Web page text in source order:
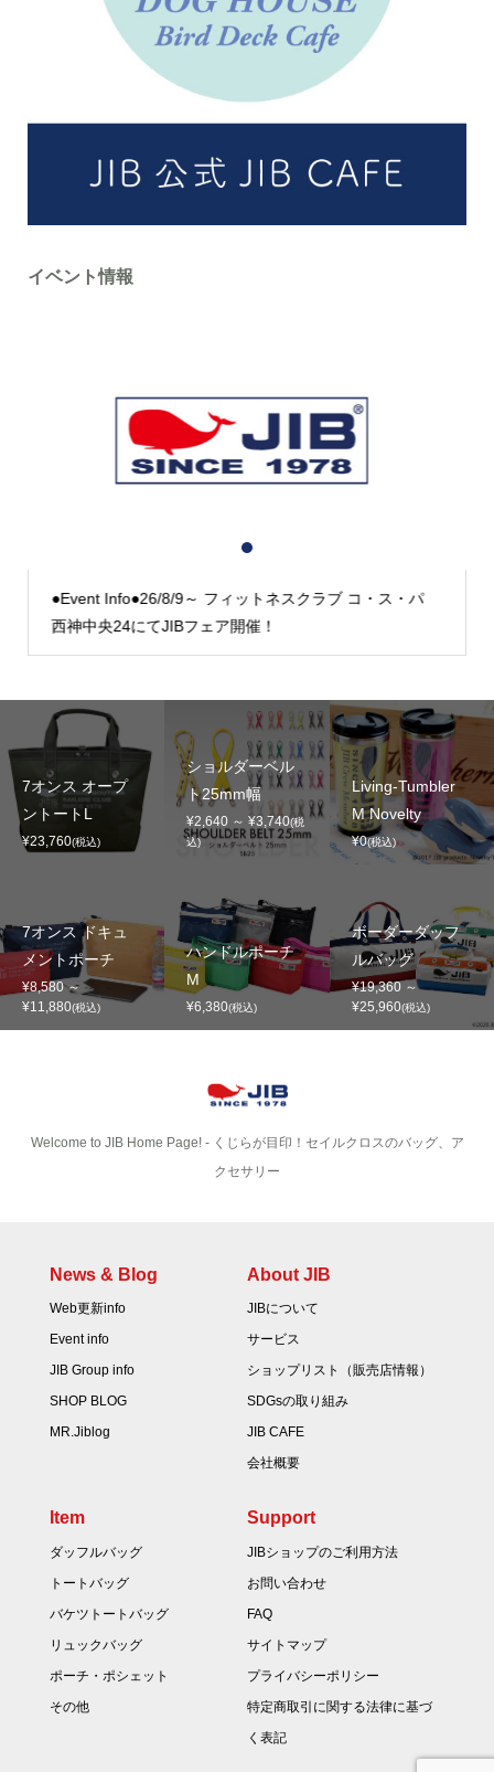
イベント情報
●Event Info●26/8/9～ フィットネスクラブ コ・ス・パ
西神中央24にてJIBフェア開催！
2
7オンス オープ
ントートL
¥23,760(税込)
ショルダーベル
ト25mm幅
¥2,640 ～ ¥3,740(税
込)
Living-Tumbler
M Novelty
¥0(税込)
7オンス ドキュ
メントポーチ
¥8,580 ～
¥11,880(税込)
ハンドルポーチ
M
¥6,380(税込)
ボーダーダッフ
ルバッグ
¥19,360 ～
¥25,960(税込)
Welcome to JIB Home Page! ‐ くじらが目印！セイルクロスのバッグ、ア
クセサリー
News & Blog
Web更新info
Event info
JIB Group info
SHOP BLOG
MR.Jiblog
About JIB
JIBについて
サービス
ショップリスト（販売店情報）
SDGsの取り組み
JIB CAFE
会社概要
Item
ダッフルバッグ
トートバッグ
バケツトートバッグ
リュックバッグ
ポーチ・ポシェット
その他
Support
JIBショップのご利用方法
お問い合わせ
FAQ
サイトマップ
プライバシーポリシー
特定商取引に関する法律に基づ
く表記